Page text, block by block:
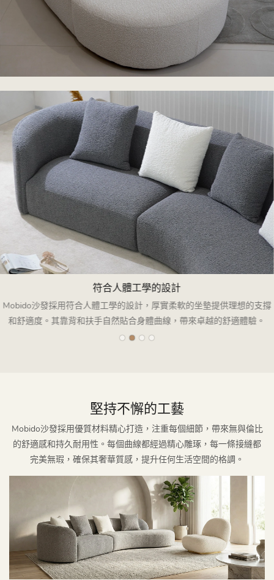
符合人體工學的設計
Mobido沙發採用符合人體工學的設計，厚實柔軟的坐墊提供理想的支撐
和舒適度。其靠背和扶手自然貼合身體曲線，帶來卓越的舒適體驗。
堅持不懈的工藝
Mobido沙發採用優質材料精心打造，注重每個細節，帶來無與倫比
的舒適感和持久耐用性。每個曲線都經過精心雕琢，每一條接縫都
完美無瑕，確保其奢華質感，提升任何生活空間的格調。